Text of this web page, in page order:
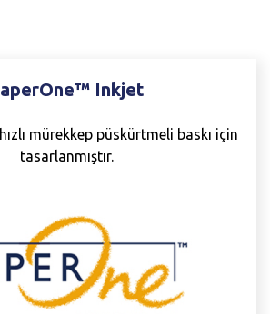
Inkjet
mürekkep püskürtmeli baskı için
tasarlanmıştır.